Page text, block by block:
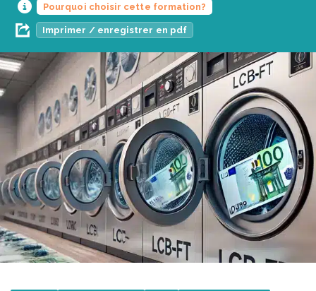
Pourquoi choisir cette formation?
Imprimer / enregistrer en pdf